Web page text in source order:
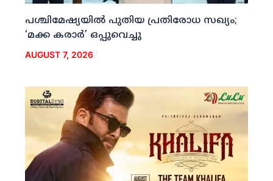
പശ്ചിമേഷ്യയില്‍ പുതിയ പ്രതിരോധ സഖ്യം;
‘മക്ക കരാര്‍’ ഒപ്പുവെച്ചു
AUGUST 7, 2026